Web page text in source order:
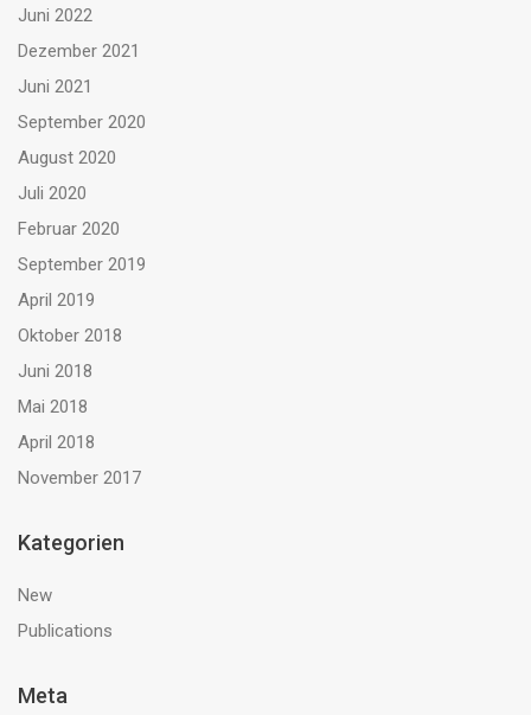
Juni 2022
Dezember 2021
Juni 2021
September 2020
August 2020
Juli 2020
Februar 2020
September 2019
April 2019
Oktober 2018
Juni 2018
Mai 2018
April 2018
November 2017
Kategorien
New
Publications
Meta